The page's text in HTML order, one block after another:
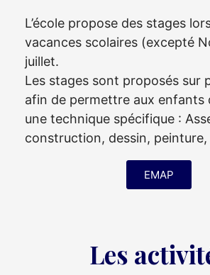
L’école propose des stages
vacances scolaires (excepté
juillet.
Les stages sont proposés sur
afin de permettre aux enfants
une technique spécifique :
construction, dessin,
EMAP
Les